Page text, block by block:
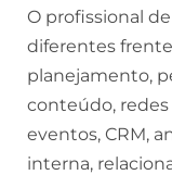
O profissional
diferentes
planejamento,
conteúdo, redes
eventos, CRM,
interna,